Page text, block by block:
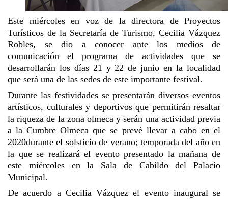
Este miércoles en voz de la directora de Proyectos
Turísticos de la Secretaría de Turismo, Cecilia Vázquez
Robles, se dio a conocer ante los medios de
comunicación el programa de actividades que se
desarrollarán los días 21 y 22 de junio en la localidad
que será una de las sedes de este importante festival.
Durante las festividades se presentarán diversos eventos
artísticos, culturales y deportivos que permitirán resaltar
la riqueza de la zona olmeca y serán una actividad previa
a la Cumbre Olmeca que se prevé llevar a cabo en el
2020durante el solsticio de verano; temporada del año en
la que se realizará el evento presentado la mañana de
este miércoles en la Sala de Cabildo del Palacio
Municipal.
De acuerdo a Cecilia Vázquez el evento inaugural se